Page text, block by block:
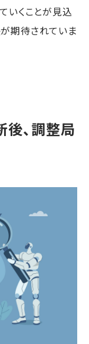
いくことが見込
期待されていま
、調整局